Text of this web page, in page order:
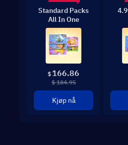
Standard Packs
All In One
$ 166.86
$ 184.95
Kjøp nå